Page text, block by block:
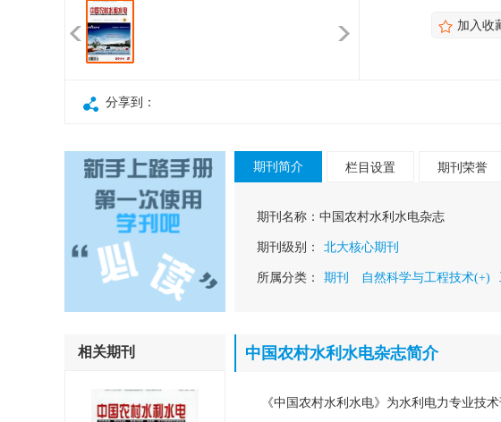
加入收
分享到：
相关期刊
期刊简介 栏目设置 期刊荣誉
期刊名称： 中国农村水利水电杂志
期刊级别： 北大核心期刊
所属分类： 期刊 自然科学与工程技术(+)
中国农村水利水电杂志简介
《中国农村水利水电》为水利电力专业技